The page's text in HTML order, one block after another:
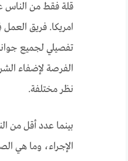
قلة فقط من الناس
امريكا. فريق
تفصيلي لجميع
الفرصة لإضفاء
نظر مختلفة.
بينما عدد أقل من
الإجراء، وما هي